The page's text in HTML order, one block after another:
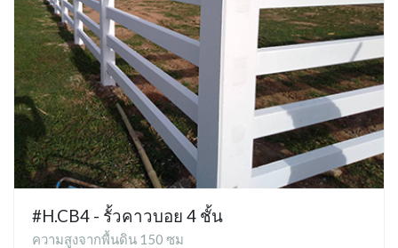
#H.CB4 - รั้วคาวบอย 4 ชั้น
ความสูงจากพื้นดิน 150 ซม